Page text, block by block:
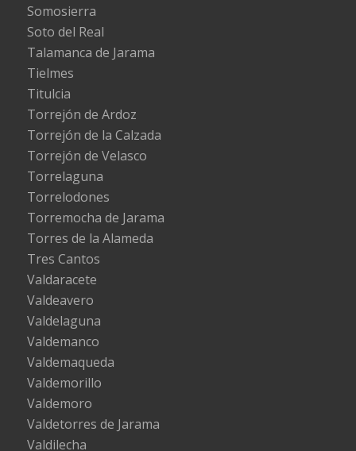
Somosierra
Soto del Real
Talamanca de Jarama
Tielmes
Titulcia
Torrejón de Ardoz
Torrejón de la Calzada
Torrejón de Velasco
Torrelaguna
Torrelodones
Torremocha de Jarama
Torres de la Alameda
Tres Cantos
Valdaracete
Valdeavero
Valdelaguna
Valdemanco
Valdemaqueda
Valdemorillo
Valdemoro
Valdetorres de Jarama
Valdilecha